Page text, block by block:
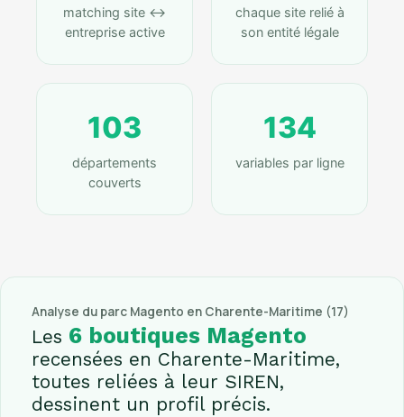
matching site ↔
entreprise active
chaque site relié à
son entité légale
103
départements
couverts
134
variables par ligne
Analyse du parc Magento en Charente-Maritime (17)
Les 6 boutiques Magento
recensées en Charente-Maritime,
toutes reliées à leur SIREN,
dessinent un profil précis.